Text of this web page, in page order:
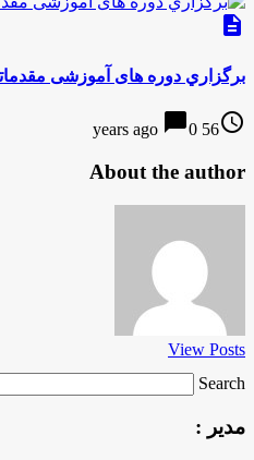
description
برگزاري دوره های آموزشی
access_time
56 years ago
chat_bubble0
About the author
View Posts
Search …
مدیر :